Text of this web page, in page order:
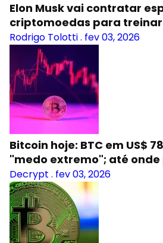
Elon Musk vai contratar
criptomoedas para treinar
Rodrigo Tolotti. fev 03, 2026
Bitcoin hoje: BTC em US$
"medo extremo"; até onde
Decrypt . fev 03, 2026